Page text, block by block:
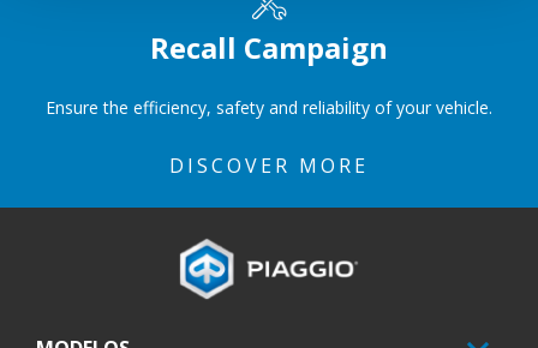
Recall Campaign
Ensure the efficiency, safety and reliability of your vehicle.
DISCOVER MORE